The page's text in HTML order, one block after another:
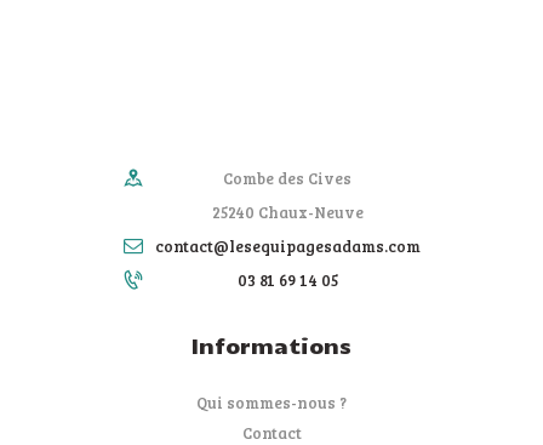
Combe des Cives
25240 Chaux-Neuve
contact@lesequipagesadams.com
03 81 69 14 05
Informations
Qui sommes-nous ?
Contact